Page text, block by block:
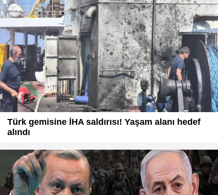
Türk gemisine İHA saldırısı! Yaşam alanı hedef
alındı